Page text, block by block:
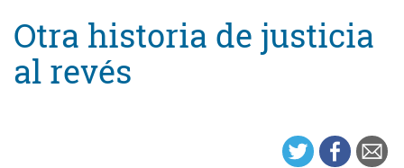
Otra historia de justicia
al revés